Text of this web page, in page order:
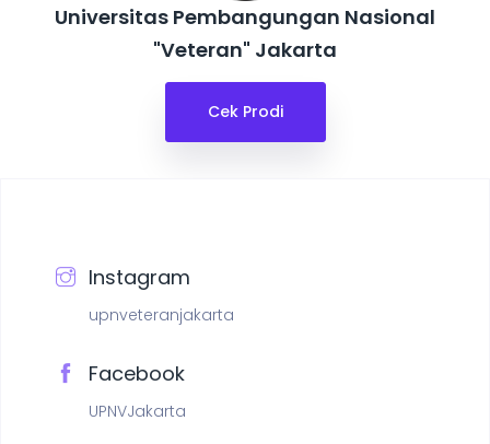
Universitas Pembangungan Nasional
"Veteran" Jakarta
Cek Prodi
Instagram
upnveteranjakarta
Facebook
UPNVJakarta